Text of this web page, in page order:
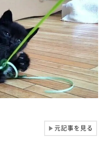
▶元記事を見る